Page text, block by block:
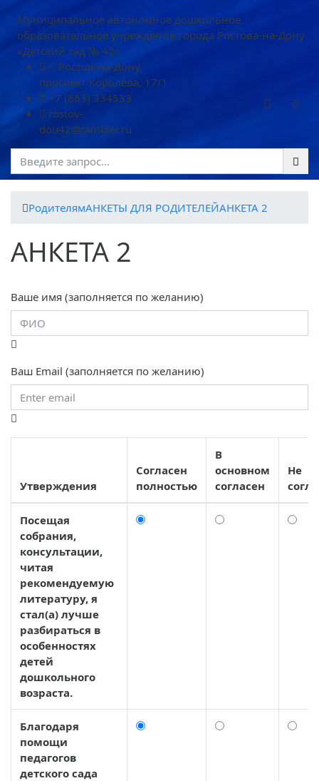
Муниципальное автономное дошкольное
образовательное учреждение города Ростова-на-Дону
«Детский сад № 42»
г. Ростов-на-Дону,
проспект Королёва, 17/1
+7 (863) 334533
rostov-
dou42@rambler.ru
РодителямАНКЕТЫ ДЛЯ РОДИТЕЛЕЙАНКЕТА 2
АНКЕТА 2
Ваше имя (заполняется по желанию)
Ваш Email (заполняется по желанию)
Утверждения
Согласен
полностью
В
основном
согласен
Не
Посещая
собрания,
консультации,
читая
рекомендуемую
литературу, я
стал(а) лучше
разбираться в
особенностях
детей
дошкольного
возраста.
Благодаря
помощи
педагогов
детского сада